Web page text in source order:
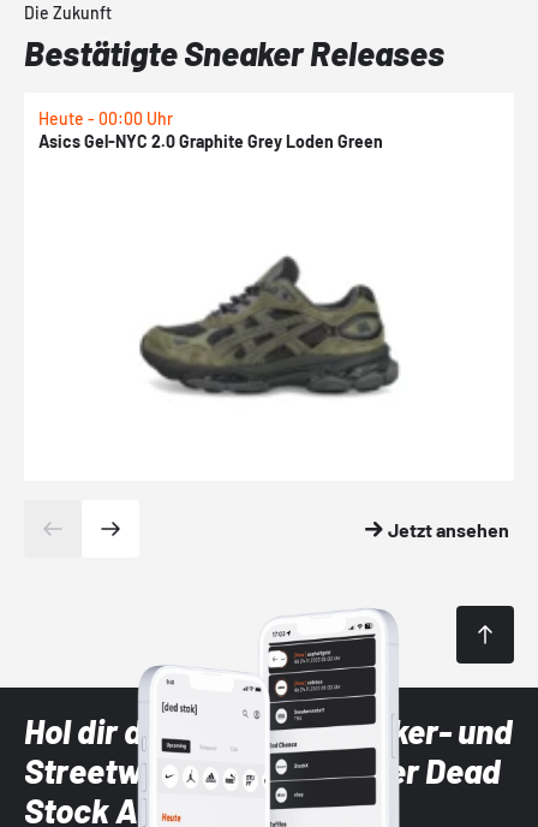
Die Zukunft
Bestätigte Sneaker Releases
Heute - 00:00 Uhr
Asics Gel-NYC 2.0 Graphite Grey Loden Green
Jetzt ansehen
Hol dir die neuesten Sneaker- und
Streetwear-Brands mit der Dead
Stock App